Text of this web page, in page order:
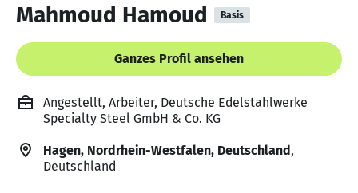
Mahmoud Hamoud Basis
Ganzes Profil ansehen
Angestellt, Arbeiter, Deutsche Edelstahlwerke
Specialty Steel GmbH & Co. KG
Hagen, Nordrhein-Westfalen, Deutschland,
Deutschland